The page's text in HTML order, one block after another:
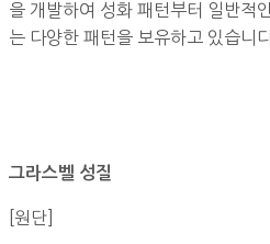
을 개발하여 성화 패턴부터 일반적
는 다양한 패턴을 보유하고 있습니
그라스벨 성질
[원단]